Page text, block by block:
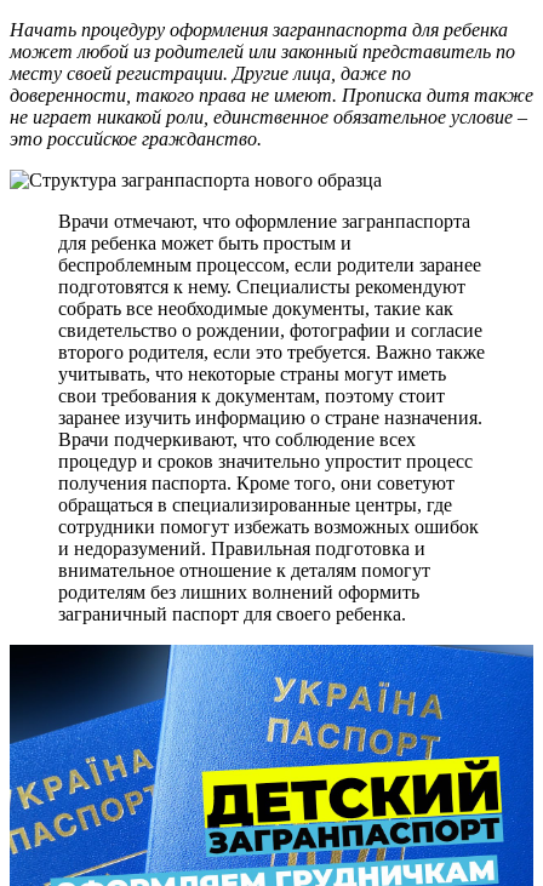
Начать процедуру оформления загранпаспорта для ребенка
может любой из родителей или законный представитель по
месту своей регистрации. Другие лица, даже по
доверенности, такого права не имеют. Прописка дитя также
не играет никакой роли, единственное обязательное условие –
это российское гражданство.
Врачи отмечают, что оформление загранпаспорта
для ребенка может быть простым и
беспроблемным процессом, если родители заранее
подготовятся к нему. Специалисты рекомендуют
собрать все необходимые документы, такие как
свидетельство о рождении, фотографии и согласие
второго родителя, если это требуется. Важно также
учитывать, что некоторые страны могут иметь
свои требования к документам, поэтому стоит
заранее изучить информацию о стране назначения.
Врачи подчеркивают, что соблюдение всех
процедур и сроков значительно упростит процесс
получения паспорта. Кроме того, они советуют
обращаться в специализированные центры, где
сотрудники помогут избежать возможных ошибок
и недоразумений. Правильная подготовка и
внимательное отношение к деталям помогут
родителям без лишних волнений оформить
заграничный паспорт для своего ребенка.